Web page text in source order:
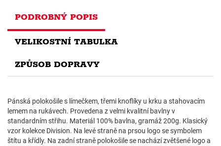
PODROBNÝ POPIS
VELIKOSTNÍ TABULKA
ZPŮSOB DOPRAVY
Pánská polokošile s límečkem, třemi knoflíky u krku a stahovacím
lemem na rukávech. Provedena z velmi kvalitní bavlny v
standardním střihu. Materiál 100% bavlna, gramáž 200g. Klasický
vzor kolekce Division. Na levé straně na prsou logo se symbolem
štítu a křídly. Na zadní straně polokošile se nachází zvětšené logo a